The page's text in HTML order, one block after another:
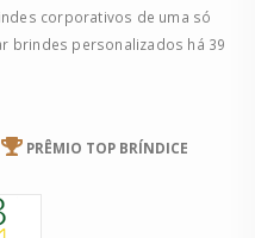
corporativos de uma só
brindes personalizados há 39
PRÊMIO TOP BRÍNDICE